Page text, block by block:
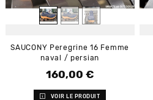
SAUCONY Peregrine 16 Femme
naval / persian
Prix
160,00 €
VOIR LE PRODUIT